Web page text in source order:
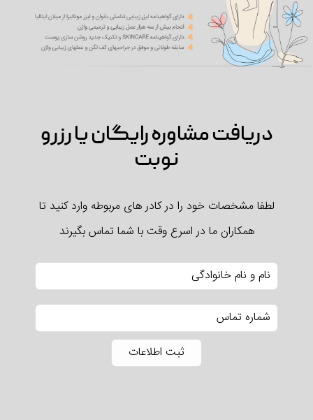
دریافت مشاوره رایگان یا رزرو
نوبت
لطفا مشخصات خود را در کادر های مربوطه وارد کنید تا
همکاران ما در اسرع وقت با شما تماس بگیرند